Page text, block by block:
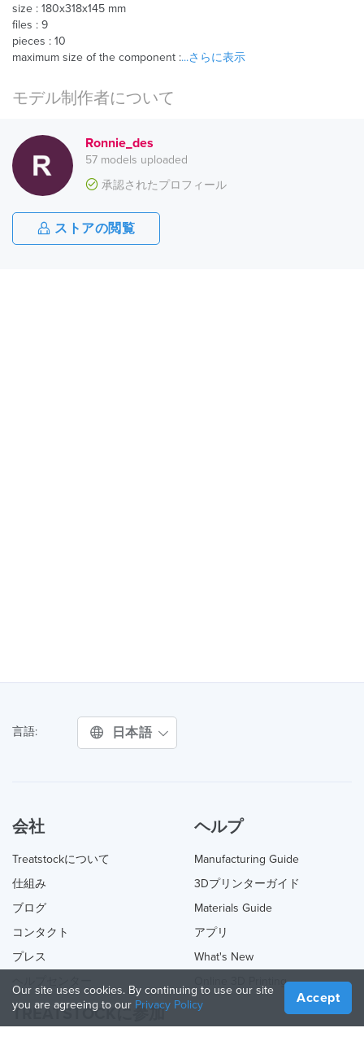
size : 180x318x145 mm
files : 9
pieces : 10
maximum size of the component :...さらに表示
モデル制作者について
Ronnie_des
57 models uploaded
承認されたプロフィール
ストアの閲覧
言語: 日本語
会社
Treatstockについて
仕組み
ブログ
コンタクト
プレス
ヘルプ
Manufacturing Guide
3Dプリンターガイド
Materials Guide
アプリ
What's New
Online 3D Printing
TREATSTOCKに参加
Our site uses cookies. By continuing to use our site
you are agreeing to our Privacy Policy Accept